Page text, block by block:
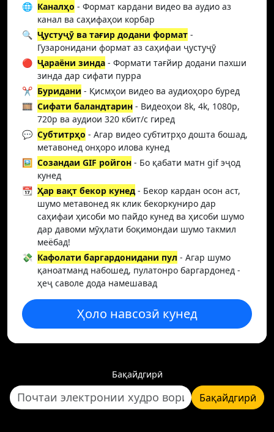
🌐 Каналҳо - Формат кардани видео ва аудио аз
канал ва саҳифаҳои корбар
🔍 Ҷустуҷӯ ва тағир додани формат -
Гузаронидани формат аз саҳифаи ҷустуҷӯ
🔴 Ҷараёни зинда - Формати тағйир додани пахши
зинда дар сифати пурра
✂️ Буридани - Қисмҳои видео ва аудиоҳоро буред
🎞️ Сифати баландтарин - Видеоҳои 8k, 4k, 1080p,
720p ва аудиои 320 кбит/с гиред
💬 Субтитрҳо - Агар видео субтитрҳо дошта бошад,
метавонед онҳоро илова кунед
🖼️ Созандаи GIF ройгон - Бо қабати матн gif эҷод
кунед
📆 Ҳар вақт бекор кунед - Бекор кардан осон аст,
шумо метавонед як клик бекоркуниро дар
саҳифаи ҳисоби мо пайдо кунед ва ҳисоби шумо
дар давоми мӯҳлати боқимондаи шумо такмил
меёбад!
💸 Кафолати баргардонидани пул - Агар шумо
қаноатманд набошед, пулатонро баргардонед -
ҳеҷ саволе дода намешавад
Ҳоло навсозӣ кунед
Бақайдгирӣ
Бақайдгирӣ